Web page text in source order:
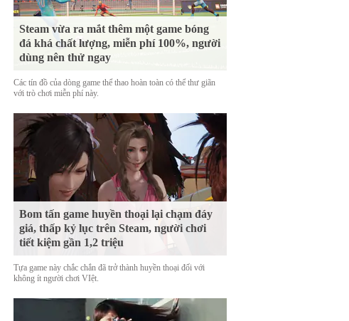
Steam vừa ra mắt thêm một game bóng
đá khá chất lượng, miễn phí 100%, người
dùng nên thử ngay
Các tín đồ của dòng game thể thao hoàn toàn có thể thư giãn
với trò chơi miễn phí này.
Bom tấn game huyền thoại lại chạm đáy
giá, thấp kỷ lục trên Steam, người chơi
tiết kiệm gần 1,2 triệu
Tựa game này chắc chắn đã trở thành huyền thoại đối với
không ít người chơi VIệt.